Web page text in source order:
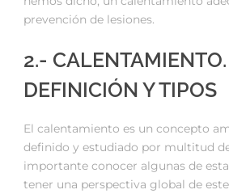
prevención de lesiones.
2.- CALENTAMIENTO.
DEFINICIÓN Y TIPOS
El calentamiento es un concepto
definido y estudiado por multitud
importante conocer algunas de
tener una perspectiva global de